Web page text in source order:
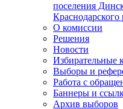
поселения
Краснодарского
О комиссии
Решения
Новости
Избирательные
Выборы и
Работа с
Баннеры и
Архив выборов